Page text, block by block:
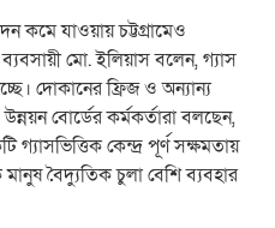
কমে যাওয়ায় চট্টগ্রামেও
মো. ইলিয়াস বলেন, গ্যাস
দোকানের ফ্রিজ ও অন্যান্য
বোর্ডের কর্মকর্তারা বলছেন,
কেন্দ্র পূর্ণ সক্ষমতায়
বৈদ্যুতিক চুলা বেশি ব্যবহার